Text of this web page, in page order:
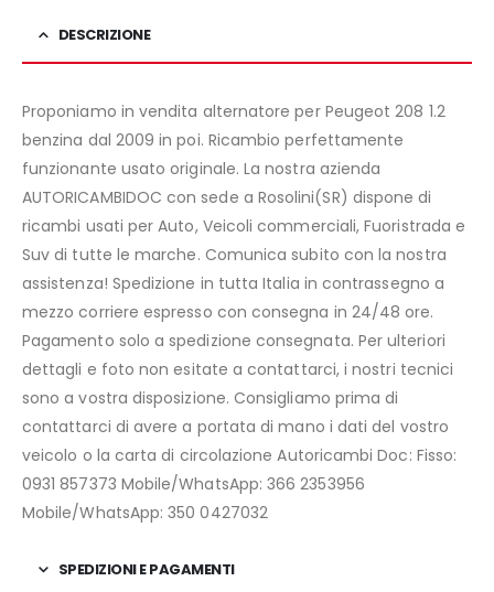
DESCRIZIONE
Proponiamo in vendita alternatore per Peugeot 208 1.2
benzina dal 2009 in poi. Ricambio perfettamente
funzionante usato originale. La nostra azienda
AUTORICAMBIDOC con sede a Rosolini(SR) dispone di
ricambi usati per Auto, Veicoli commerciali, Fuoristrada e
Suv di tutte le marche. Comunica subito con la nostra
assistenza! Spedizione in tutta Italia in contrassegno a
mezzo corriere espresso con consegna in 24/48 ore.
Pagamento solo a spedizione consegnata. Per ulteriori
dettagli e foto non esitate a contattarci, i nostri tecnici
sono a vostra disposizione. Consigliamo prima di
contattarci di avere a portata di mano i dati del vostro
veicolo o la carta di circolazione Autoricambi Doc: Fisso:
0931 857373 Mobile/WhatsApp: 366 2353956
Mobile/WhatsApp: 350 0427032
SPEDIZIONI E PAGAMENTI